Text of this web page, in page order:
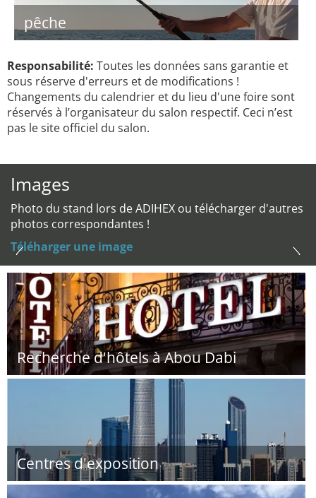
pêche
Responsabilité: Toutes les données sans garantie et
sous réserve d'erreurs et de modifications !
Changements du calendrier et du lieu d'une foire sont
réservés à l’organisateur du salon respectif. Ceci n’est
pas le site officiel du salon.
Images
Photo du stand lors de ADIHEX ou télécharger d'autres
photos correspondantes !
Téléharger une image
Recherche d'hôtels à Abou Dabi
Centres d'exposition